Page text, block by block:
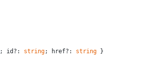
; id?: string; href?: string }